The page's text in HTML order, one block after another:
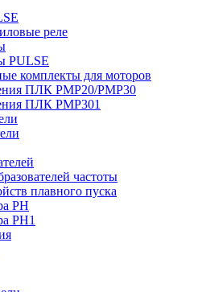
реле
PULSE
комплекты для моторов
ПЛК PMP20/PMP30
ПЛК PMP301
частоты
плавного пуска
PH
PH1